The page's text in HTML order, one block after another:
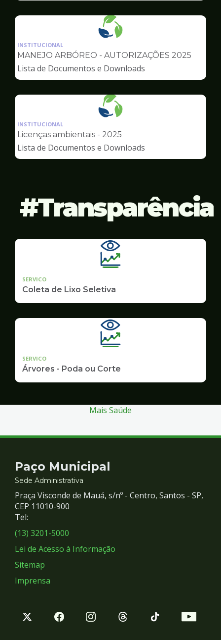
Ilustração
pagina
Meio
INSTITUCIONAL
MANEJO ARBÓREO - AUTORIZAÇÕES 2025
Lista de Documentos e Downloads
Ilustração
pagina
Meio
INSTITUCIONAL
Licenças ambientais - 2025
Lista de Documentos e Downloads
Transparência
SERVICO
Coleta de Lixo Seletiva
SERVICO
Árvores - Poda ou Corte
Mais Saúde
Contato
e
Redes
Sociais
Paço Municipal
Sede Administrativa
Praça Visconde de Mauá, s/nº - Centro, Santos - SP,
CEP 11010-900
Tel:
(13) 3201-5000
Lei de Acesso à Informação
Sitemap
Imprensa